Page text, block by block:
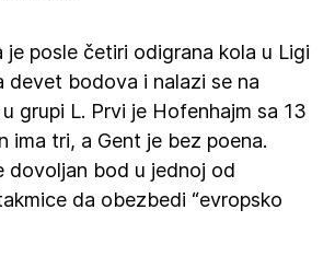
je posle četiri odigrana kola u Ligi
devet bodova i nalazi se na
grupi L. Prvi je Hofenhajm sa 13
ima tri, a Gent je bez poena.
dovoljan bod u jednoj od
da obezbedi “evropsko